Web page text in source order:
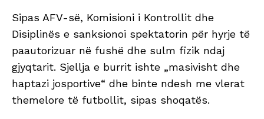
Sipas AFV-së, Komisioni i Kontrollit dhe
Disiplinës e sanksionoi spektatorin për hyrje të
paautorizuar në fushë dhe sulm fizik ndaj
gjyqtarit. Sjellja e burrit ishte „masivisht dhe
haptazi josportive“ dhe binte ndesh me vlerat
themelore të futbollit, sipas shoqatës.